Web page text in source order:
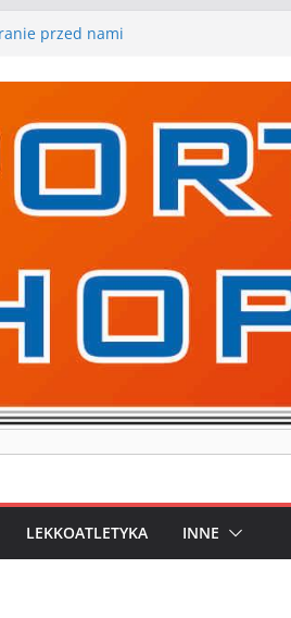
przed nami
za nami
w Gwdzie
LEKKOATLETYKA INNE